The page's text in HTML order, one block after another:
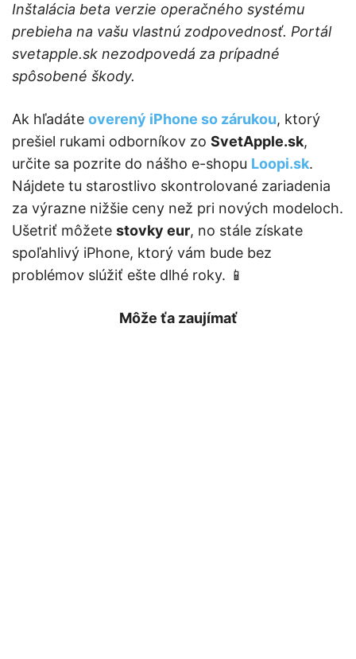
Inštalácia beta verzie operačného systému
prebieha na vašu vlastnú zodpovednosť. Portál
svetapple.sk nezodpovedá za prípadné
spôsobené škody.
Ak hľadáte overený iPhone so zárukou, ktorý
prešiel rukami odborníkov zo SvetApple.sk,
určite sa pozrite do nášho e-shopu Loopi.sk.
Nájdete tu starostlivo skontrolované zariadenia
za výrazne nižšie ceny než pri nových modeloch.
Ušetriť môžete stovky eur, no stále získate
spoľahlivý iPhone, ktorý vám bude bez
problémov slúžiť ešte dlhé roky. 📱
Môže ťa zaujímať